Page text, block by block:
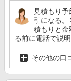
見積もり
引になる。
積もりと金
る前に電話で説
その他の口